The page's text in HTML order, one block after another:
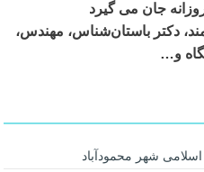
جان می گیرد
دکتر باستان‌شناس، مهندس،
و…
اسلامی شهر محمودآباد